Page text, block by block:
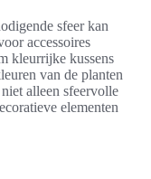
sfeer kan
accessoires
kleurrijke kussens
van de planten
alleen sfeervolle
elementen